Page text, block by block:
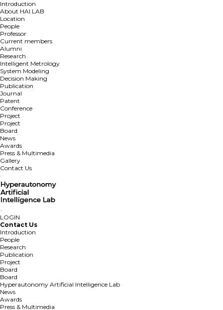
Introduction
About HAI LAB
Location
People
Professor
Current members
Alumni
Research
Intelligent Metrology
System Modeling
Decision Making
Publication
Journal
Patent
Conference
Project
Project
Board
News
Awards
Press & Multimedia
Gallery
Contact Us
LOGIN
Contact Us
Introduction
People
Research
Publication
Project
Board
Board
Hyperautonomy Artificial Intelligence Lab
News
Awards
Press & Multimedia